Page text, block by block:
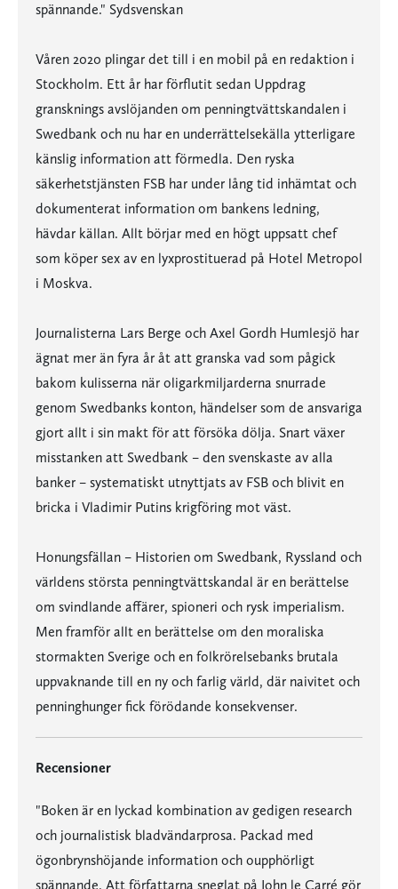
spännande." Sydsvenskan
Våren 2020 plingar det till i en mobil på en redaktion i
Stockholm. Ett år har förflutit sedan Uppdrag
gransknings avslöjanden om penningtvättskandalen i
Swedbank och nu har en underrättelsekälla ytterligare
känslig information att förmedla. Den ryska
säkerhetstjänsten FSB har under lång tid inhämtat och
dokumenterat information om bankens ledning,
hävdar källan. Allt börjar med en högt uppsatt chef
som köper sex av en lyxprostituerad på Hotel Metropol
i Moskva.
Journalisterna Lars Berge och Axel Gordh Humlesjö har
ägnat mer än fyra år åt att granska vad som pågick
bakom kulisserna när oligarkmiljarderna snurrade
genom Swedbanks konton, händelser som de ansvariga
gjort allt i sin makt för att försöka dölja. Snart växer
misstanken att Swedbank – den svenskaste av alla
banker – systematiskt utnyttjats av FSB och blivit en
bricka i Vladimir Putins krigföring mot väst.
Honungsfällan – Historien om Swedbank, Ryssland och
världens största penningtvättskandal är en berättelse
om svindlande affärer, spioneri och rysk imperialism.
Men framför allt en berättelse om den moraliska
stormakten Sverige och en folkrörelsebanks brutala
uppvaknande till en ny och farlig värld, där naivitet och
penninghunger fick förödande konsekvenser.
Recensioner
"Boken är en lyckad kombination av gedigen research
och journalistisk bladvändarprosa. Packad med
ögonbrynshöjande information och oupphörligt
spännande. Att författarna sneglat på John le Carré gör